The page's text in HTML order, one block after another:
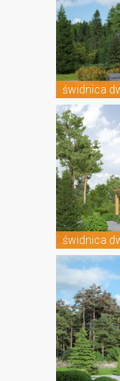
świdnica
świdnica